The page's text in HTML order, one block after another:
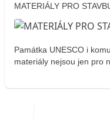
MATERIÁLY PRO
Památka UNESCO i
materiály nejsou jen pro